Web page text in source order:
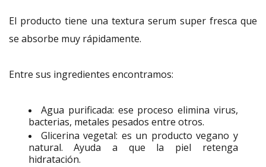
El producto tiene una textura serum super fresca que
se absorbe muy rápidamente.
Entre sus ingredientes encontramos:
Agua purificada: ese proceso elimina virus,
bacterias, metales pesados entre otros.
Glicerina vegetal: es un producto vegano y
natural. Ayuda a que la piel retenga
hidratación.